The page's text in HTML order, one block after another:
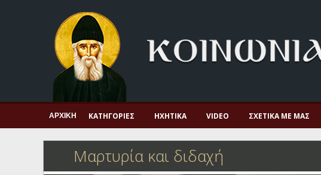
Πνευματική ζωή
Μαρτυρία και διδαχή
Λατρεία και προσευχή
Αγιολόγιο – Εορτολόγιο
ΑΡΧΙΚΉ ΚΑΤΗΓΟΡΊΕΣ ΗΧΗΤΙΚΆ VIDEO ΣΧΕΤΙΚΆ ΜΕ ΜΑΣ
Μαρτυρία και διδαχή